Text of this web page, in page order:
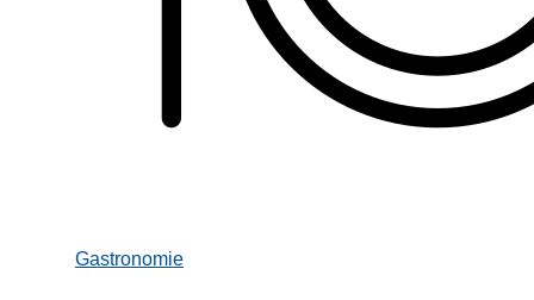
Gastronomie